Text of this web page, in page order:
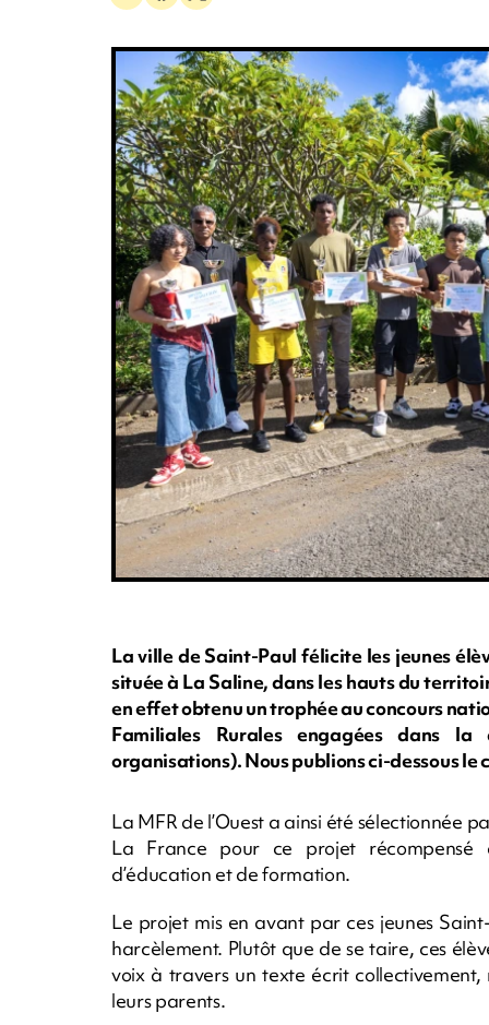
La ville de Saint-Paul félicite les jeunes
située à La Saline, dans les hauts du
en effet obtenu un trophée au concours
Familiales Rurales engagées dans la
organisations). Nous publions ci-dessous
La MFR de l’Ouest a ainsi été sélectionnée
La France pour ce projet récompensé
d’éducation et de formation.
Le projet mis en avant par ces jeunes
harcèlement. Plutôt que de se taire, ces
voix à travers un texte écrit
leurs parents.